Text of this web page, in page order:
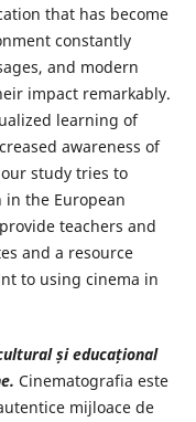
that has become
constantly
and modern
impact remarkably.
learning of
awareness of
study tries to
in the European
teachers and
and a resource
to using cinema in
și educațional
Cinematografia este
mijloace de